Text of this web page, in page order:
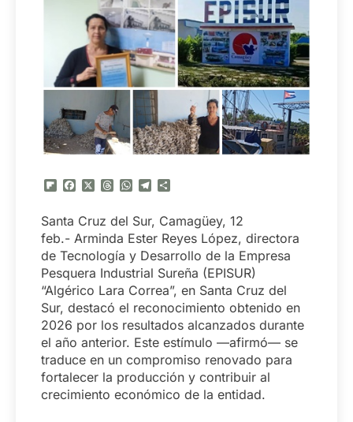
Flipboard
FacebookThreadsWhatsApp
Telegram
Santa Cruz del Sur, Camagüey, 12
feb.- Arminda Ester Reyes López, directora
de Tecnología y Desarrollo de la Empresa
Pesquera Industrial Sureña (EPISUR)
“Algérico Lara Correa”, en Santa Cruz del
Sur, destacó el reconocimiento obtenido en
2026 por los resultados alcanzados durante
el año anterior. Este estímulo —afirmó— se
traduce en un compromiso renovado para
fortalecer la producción y contribuir al
crecimiento económico de la entidad.